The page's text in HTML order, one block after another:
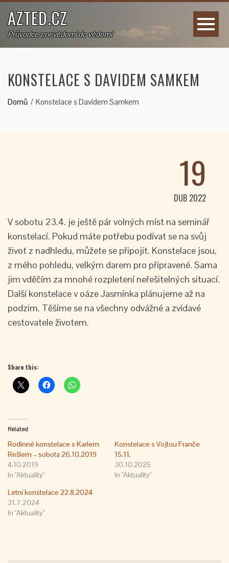
AZTED.CZ
Průvodce z nevědomí do vědomí
KONSTELACE S DAVIDEM SAMKEM
Domů Konstelace s Davidem Samkem
19
DUB 2022
V sobotu 23.4. je ještě pár volných míst na seminář
konstelací. Pokud máte potřebu podívat se na svůj
život z nadhledu, můžete se připojit. Konstelace jsou,
z mého pohledu, velkým darem pro připravené. Sama
jim vděčím za mnohé rozpletení neřešitelných situací.
Další konstelace v oáze Jasmínka plánujeme až na
podzim. Těšíme se na všechny odvážné a zvídavé
cestovatele životem.
Share this:
Related
Rodinné konstelace s Karlem
Rešlem – sobota 26.10.2019
4.10.2019
In "Aktuality"
Konstelace s Vojtou Franče
15.11.
30.10.2025
In "Aktuality"
Letní konstelace 22.8.2024
31.7.2024
In "Aktuality"